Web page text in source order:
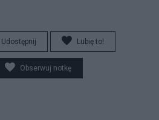
Udostępnij Lubię to!
Obserwuj notkę